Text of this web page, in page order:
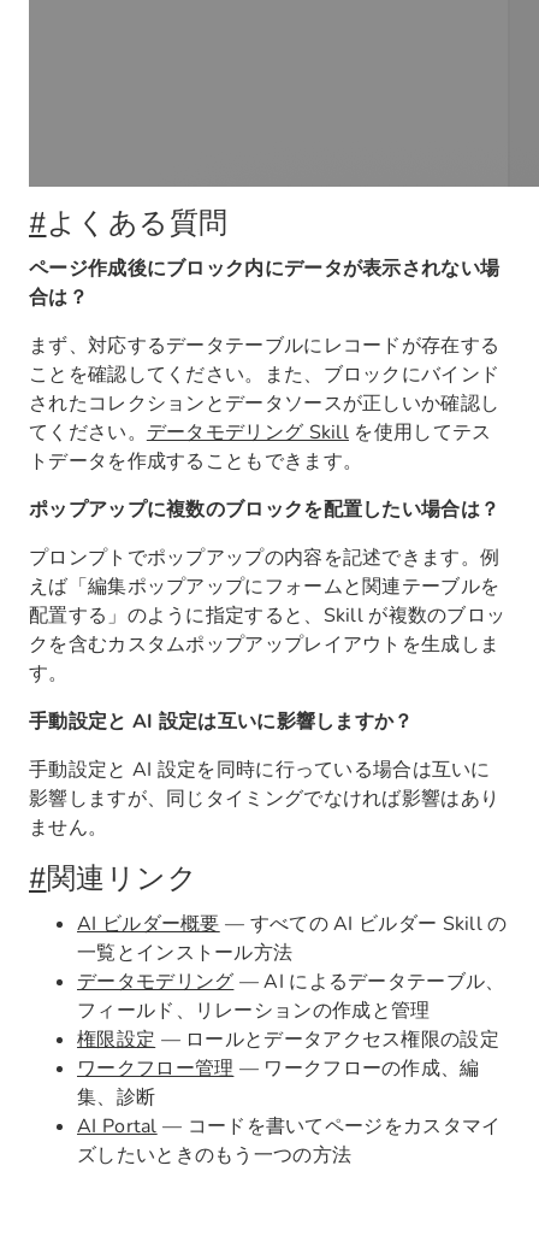
#よくある質問
ページ作成後にブロック内にデータが表示されない場
合は？
まず、対応するデータテーブルにレコードが存在する
ことを確認してください。また、ブロックにバインド
されたコレクションとデータソースが正しいか確認し
てください。 データモデリング Skill を使用してテス
トデータを作成することもできます。
ポップアップに複数のブロックを配置したい場合は？
プロンプトでポップアップの内容を記述できます。例
えば「編集ポップアップにフォームと関連テーブルを
配置する」のように指定すると、Skill が複数のブロッ
クを含むカスタムポップアップレイアウトを生成しま
す。
手動設定と AI 設定は互いに影響しますか？
手動設定と AI 設定を同時に行っている場合は互いに
影響しますが、同じタイミングでなければ影響はあり
ません。
#関連リンク
AI ビルダー概要 — すべての AI ビルダー Skill の
一覧とインストール方法
データモデリング — AI によるデータテーブル、
フィールド、リレーションの作成と管理
権限設定 — ロールとデータアクセス権限の設定
ワークフロー管理 — ワークフローの作成、編
集、診断
AI Portal — コードを書いてページをカスタマイ
ズしたいときのもう一つの方法